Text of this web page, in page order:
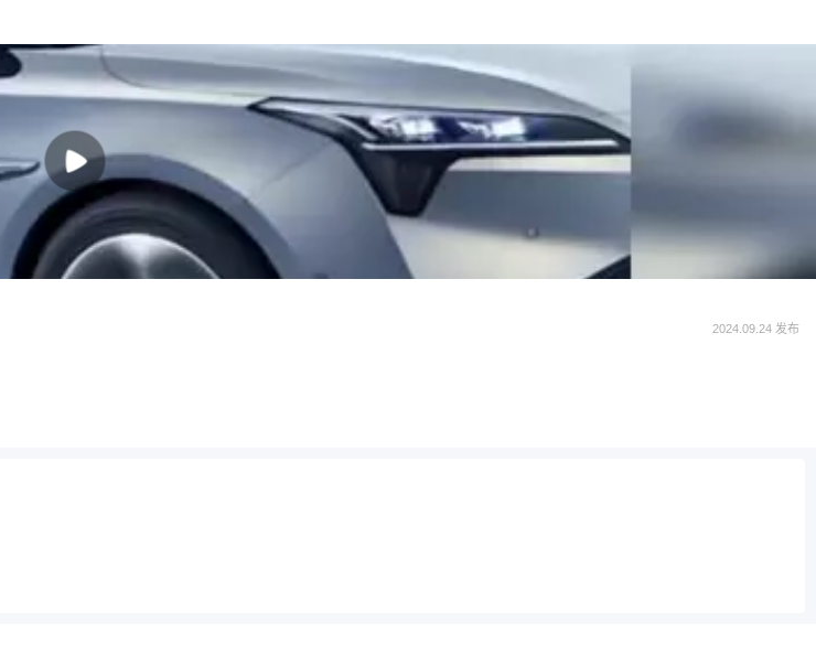
2024.09.24 发布